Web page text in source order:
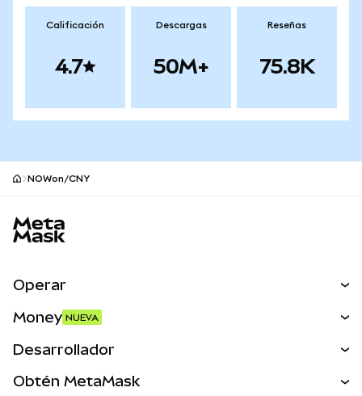
Calificación
4.7
Descargas
50M+
Reseñas
75.8K
NOWon/CNY
Operar
Activos del mundo real
Money NUEVA
Desarrollador
Obtén MetaMask